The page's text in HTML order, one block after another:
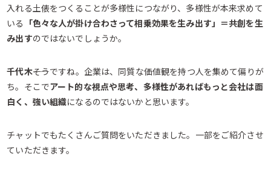
入れる土俵をつくることが多様性につながり、多様性が本来求めて
いる 「色々な人が掛け合わさって相乗効果を生み出す」＝共創を生
み出すのではないでしょうか。
千代木――そうですね。企業は、同質な価値観を持つ人を集めて偏りが
ち。そこでアート的な視点や思考、多様性があればもっと会社は面
白く、強い組織になるのではないかと思います。
チャットでもたくさんご質問をいただきました。一部をご紹介させ
ていただきます。